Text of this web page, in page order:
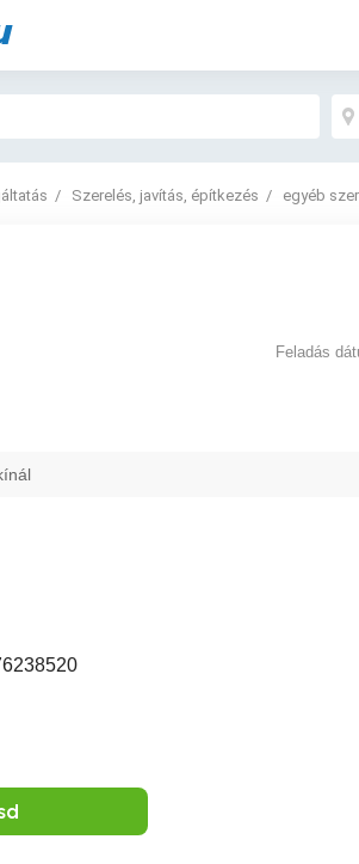
Szerelés, javítás, építkezés egyéb
Feladás